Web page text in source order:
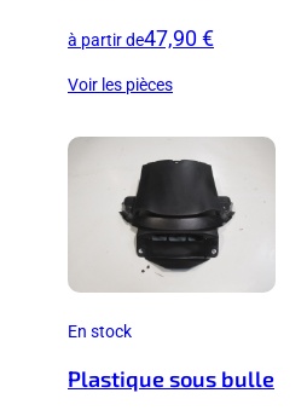
à partir de47,90 €
Voir les pièces
En stock
Plastique sous bulle